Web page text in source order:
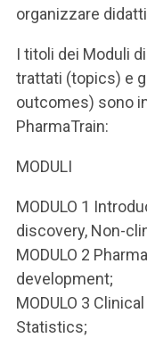
organizzare
I titoli dei Moduli
trattati (topics) e
outcomes) sono
PharmaTrain:
MODULI
MODULO 1
discovery, Non-
MODULO 2
development;
MODULO 3
Statistics;